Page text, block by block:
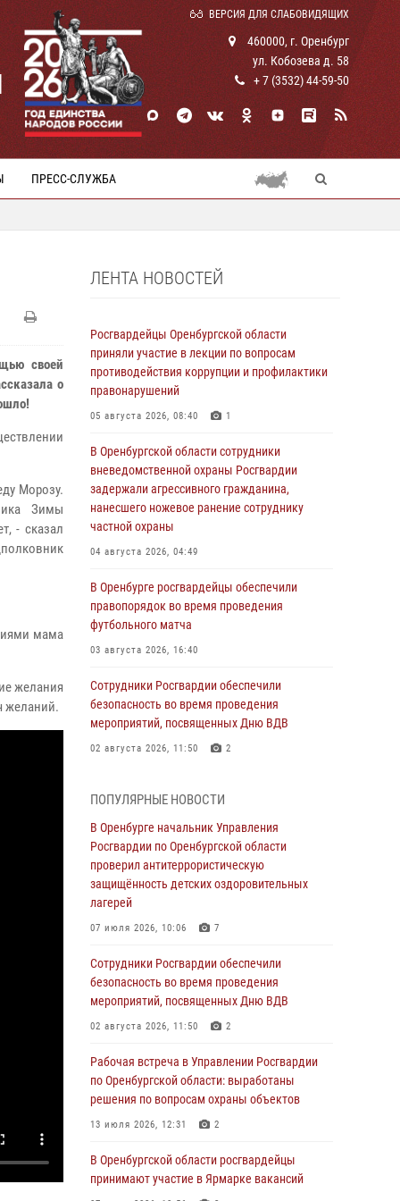
ВЕРСИЯ ДЛЯ СЛАБОВИДЯЩИХ
460000, г. Оренбург
ул. Кобозева д. 58
+ 7 (3532) 44-59-50
ПРЕСС-СЛУЖБА
своей
о
Морозу.
Зимы
- сказал
мама
желания
желаний.
ЛЕНТА НОВОСТЕЙ
Росгвардейцы Оренбургской области
приняли участие в лекции по вопросам
противодействия коррупции и профилактики
правонарушений
05 августа 2026, 08:40 1
В Оренбургской области сотрудники
вневедомственной охраны Росгвардии
задержали агрессивного гражданина,
нанесшего ножевое ранение сотруднику
частной охраны
04 августа 2026, 04:49
В Оренбурге росгвардейцы обеспечили
правопорядок во время проведения
футбольного матча
03 августа 2026, 16:40
Сотрудники Росгвардии обеспечили
безопасность во время проведения
мероприятий, посвященных Дню ВДВ
02 августа 2026, 11:50 2
гражданами по вопросу трудоустройства на
службу в Росгвардию и поступления в
ведомственные институты
30 июля 2026, 04:44
Просветительская встреча Росгвардии: к
Росгвардейцы обеспечили правопорядок на
праздновании Дня ВМФ в Оренбурге
27 июля 2026, 14:36 2
Росгвардейцы предотвратили трагедию:
спасен мужчина в тяжелой жизненной
ситуации (ВИДЕО)
26 июля 2026, 14:45 1
Росгвардейцы Оренбургской области
проверили готовность детских
образовательных учреждений к новому
ПОПУЛЯРНЫЕ НОВОСТИ
В Оренбурге начальник Управления
Росгвардии по Оренбургской области
проверил антитеррористическую
защищённость детских оздоровительных
лагерей
07 июля 2026, 10:06 7
Сотрудники Росгвардии обеспечили
безопасность во время проведения
мероприятий, посвященных Дню ВДВ
02 августа 2026, 11:50 2
Рабочая встреча в Управлении Росгвардии
по Оренбургской области: выработаны
решения по вопросам охраны объектов
13 июля 2026, 12:31 2
В Оренбургской области росгвардейцы
принимают участие в Ярмарке вакансий